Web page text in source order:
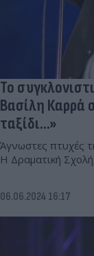
Το
Βασίλη Καρρά
ταξίδι...»
Άγνωστες πτυχές
Η Δραματική
06.06.2024 16:17